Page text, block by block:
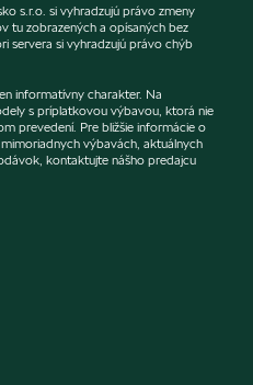
s.r.o. si vyhradzujú právo zmeny
tu zobrazených a opísaných bez
servera si vyhradzujú právo chýb
informatívny charakter. Na
s príplatkovou výbavou, ktorá nie
prevedení. Pre bližšie informácie o
výbavách, aktuálnych
kontaktujte nášho predajcu